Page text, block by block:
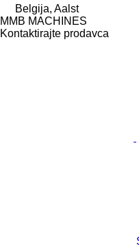
Belgija, Aalst
MMB MACHINES
Kontaktirajte prodavca